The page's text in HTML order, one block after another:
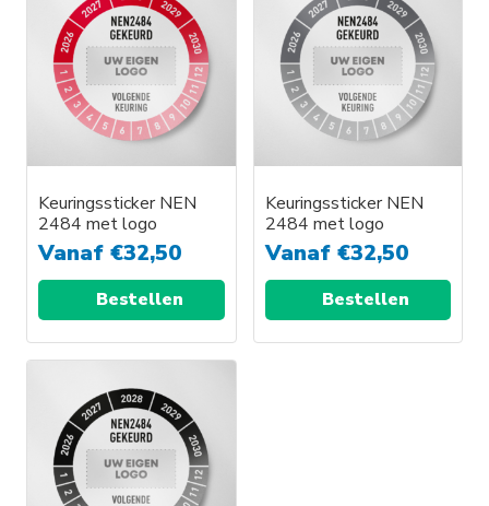
Keuringssticker NEN
2484 met logo
Vanaf €32,50
Bestellen
Keuringssticker NEN
2484 met logo
Vanaf €32,50
Bestellen